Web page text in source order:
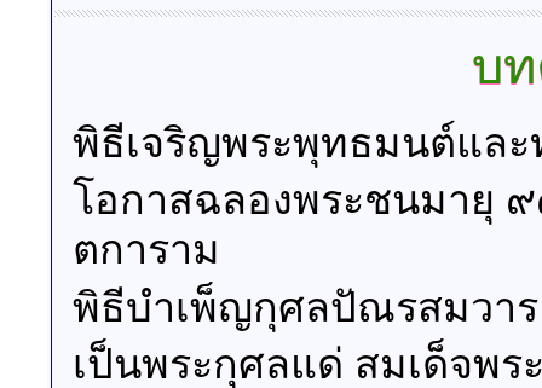
บ
พิธีเจริญพระพุทธมนต์และ
โอกาสฉลองพระชนมายุ
ตการาม
พิธีบำเพ็ญกุศลปัณรสมวา
เป็นพระกุศลแด่ สมเด็จพร